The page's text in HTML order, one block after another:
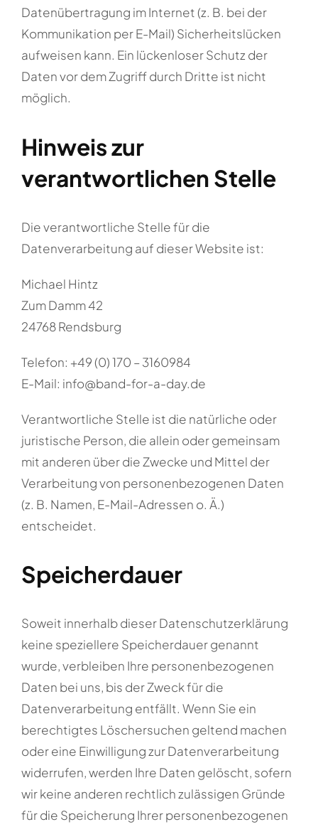
Datenübertragung im Internet (z. B. bei der
Kommunikation per E-Mail) Sicherheitslücken
aufweisen kann. Ein lückenloser Schutz der
Daten vor dem Zugriff durch Dritte ist nicht
möglich.
Hinweis zur
verantwortlichen Stelle
Die verantwortliche Stelle für die
Datenverarbeitung auf dieser Website ist:
Michael Hintz
Zum Damm 42
24768 Rendsburg
Telefon: +49 (0) 170 – 3160984
E-Mail: info@band-for-a-day.de
Verantwortliche Stelle ist die natürliche oder
juristische Person, die allein oder gemeinsam
mit anderen über die Zwecke und Mittel der
Verarbeitung von personenbezogenen Daten
(z. B. Namen, E-Mail-Adressen o. Ä.)
entscheidet.
Speicherdauer
Soweit innerhalb dieser Datenschutzerklärung
keine speziellere Speicherdauer genannt
wurde, verbleiben Ihre personenbezogenen
Daten bei uns, bis der Zweck für die
Datenverarbeitung entfällt. Wenn Sie ein
berechtigtes Löschersuchen geltend machen
oder eine Einwilligung zur Datenverarbeitung
widerrufen, werden Ihre Daten gelöscht, sofern
wir keine anderen rechtlich zulässigen Gründe
für die Speicherung Ihrer personenbezogenen